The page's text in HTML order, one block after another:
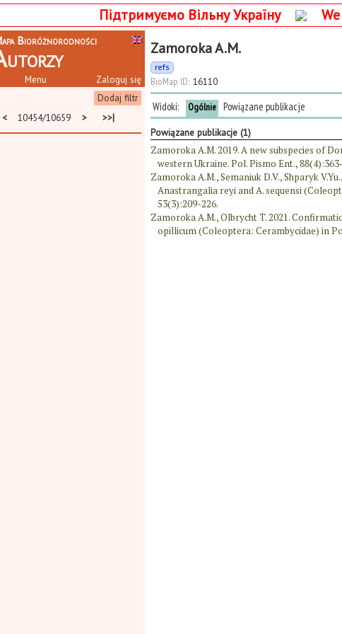
Підтримуємо Вільну Україну
Bioróżnorodności
Zaloguj się
Menu
Dodaj filtr
< 10454/10659 > >>|
Zamoroka A.M.
refs
BioMap ID: 16110
Widoki: Ogólnie Powiązane publikacje
Powiązane publikacje (1)
Zamoroka A.M. 2019. A new subspecies of
western Ukraine. Pol. Pismo Ent.,
Zamoroka A.M., Semaniuk D.V., Shparyk
Anastrangalia reyi and A. sequensi
53(3):209-226.
Zamoroka A.M., Olbrycht T. 2021.
opillicum (Coleoptera: Cerambycidae) in